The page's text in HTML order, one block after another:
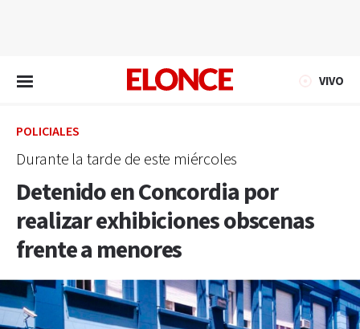
VIVO
POLICIALES
Durante la tarde de este miércoles
Detenido en Concordia por
realizar exhibiciones obscenas
frente a menores